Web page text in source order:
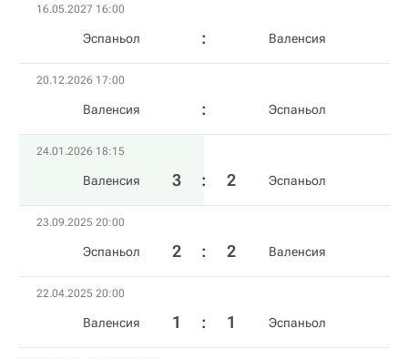
16.05.2027 16:00
Эспаньол Валенсия
20.12.2026 17:00
Валенсия Эспаньол
24.01.2026 18:15
Валенсия 3 : 2 Эспаньол
23.09.2025 20:00
Эспаньол 2 : 2 Валенсия
22.04.2025 20:00
Валенсия 1 : 1 Эспаньол